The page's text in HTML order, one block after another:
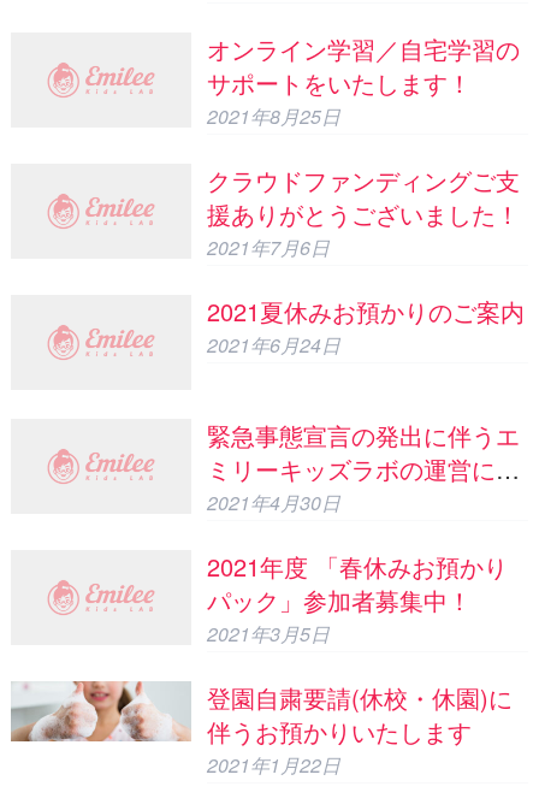
オンライン学習／自宅学習の
サポートをいたします！
2021年8月25日
クラウドファンディングご支
援ありがとうございました！
2021年7月6日
2021夏休みお預かりのご案内
2021年6月24日
緊急事態宣言の発出に伴うエ
ミリーキッズラボの運営につ
いて
2021年4月30日
2021年度 「春休みお預かり
パック」参加者募集中！
2021年3月5日
登園自粛要請(休校・休園)に
伴うお預かりいたします
2021年1月22日